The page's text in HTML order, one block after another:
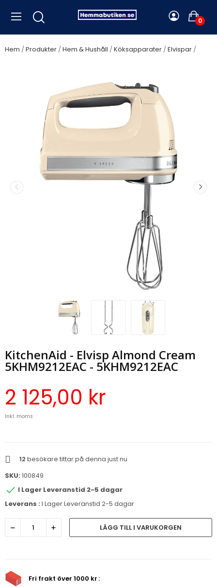
0
Hem Produkter Hem & Hushåll Köksapparater
Elvispar
KitchenAid - Elvisp Almond Cream
5KHM9212EAC - 5KHM9212EAC
2 125,00 kr
Inkl. moms
12 besökare tittar på denna just nu
SKU: 100849
 I Lager Leveranstid 2-5 dagar
Leverans : I Lager Leveranstid 2-5 dagar
LÄGG TILL I VARUKORGEN
Fri frakt över 1000 kr